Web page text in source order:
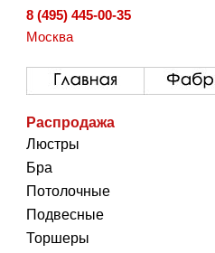
8 (495) 445-00-35
Москва
Распродажа
Люстры
Бра
Потолочные
Подвесные
Торшеры